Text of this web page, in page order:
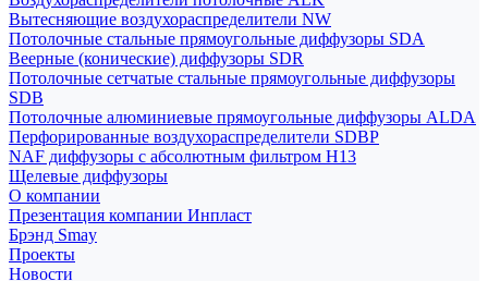
Вытесняющие воздухораспределители NW
Потолочные стальные прямоугольные диффузоры SDA
Веерные (конические) диффузоры SDR
Потолочные сетчатые стальные прямоугольные диффузоры
SDB
Потолочные алюминиевые прямоугольные диффузоры ALDA
Перфорированные воздухораспределители SDBP
NAF диффузоры с абсолютным фильтром Н13
Щелевые диффузоры
О компании
Презентация компании Инпласт
Брэнд Smay
Проекты
Новости